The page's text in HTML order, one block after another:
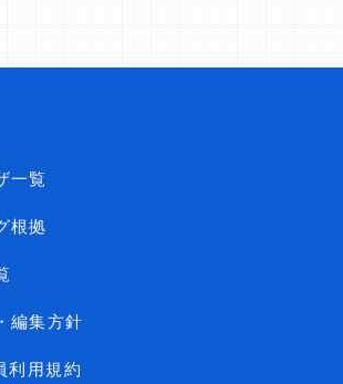
一覧
根拠
編集方針
利用規約